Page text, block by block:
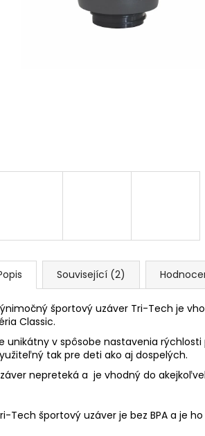
Související (2)
športový uzáver Tri-Tech je
Classic.
unikátny v spôsobe nastavenia
tak pre deti ako aj dospelých.
nepreteká a je vhodný do
Tech športový uzáver je bez BPA a je